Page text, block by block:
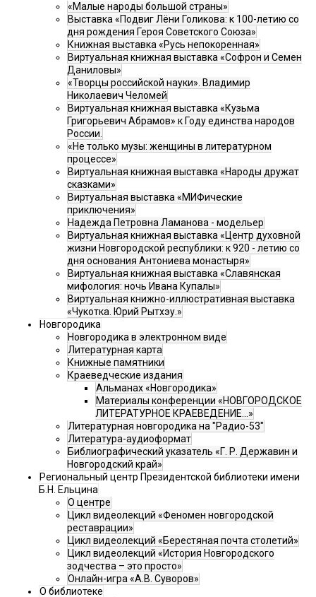
«Малые народы большой страны»
Выставка «Подвиг Лёни Голикова: к 100-летию со
дня рождения Героя Советского Союза»
Книжная выставка «Русь непокоренная»
Виртуальная книжная выставка «Софрон и Семен
Даниловы»
«Творцы российской науки». Владимир
Николаевич Челомей
Виртуальная книжная выставка «Кузьма
Григорьевич Абрамов» к Году единства народов
России.
«Не только музы: женщины в литературном
процессе»
Виртуальная книжная выставка «Народы дружат
сказками»
Виртуальная выставка «МИФические
приключения»
Надежда Петровна Ламанова - модельер
Виртуальная книжная выставка «Центр духовной
жизни Новгородской республики: к 920 - летию со
дня основания Антониева монастыря»
Виртуальная книжная выставка «Славянская
мифология: ночь Ивана Купалы»
Виртуальная книжно-иллюстративная выставка
«Чукотка. Юрий Рытхэу.»
Новгородика
Новгородика в электронном виде
Литературная карта
Книжные памятники
Краеведческие издания
Альманах «Новгородика»
Материалы конференции «НОВГОРОДСКОЕ
ЛИТЕРАТУРНОЕ КРАЕВЕДЕНИЕ...»
Литературная новгородика на "Радио-53"
Литература-аудиоформат
Библиографический указатель «Г. Р. Державин и
Новгородский край»
Региональный центр Президентской библиотеки имени
Б.Н. Ельцина
О центре
Цикл видеолекций «Феномен новгородской
реставрации»
Цикл видеолекций «Берестяная почта столетий»
Цикл видеолекций «История Новгородского
зодчества – это просто»
Онлайн-игра «А.В. Суворов»
О библиотеке